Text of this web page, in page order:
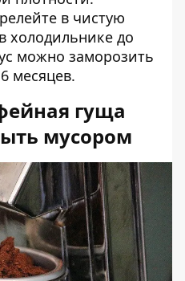
в чистую
холодильнике до
можно заморозить
месяцев.
гуща
мусором